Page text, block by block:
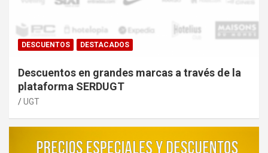
DESCUENTOS DESTACADOS
Descuentos en grandes marcas a través de la
plataforma SERDUGT
UGT